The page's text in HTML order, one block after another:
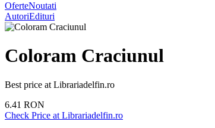
OferteNoutati
AutoriEdituri
Coloram Craciunul
Best price at Librariadelfin.ro
6.41 RON
Check Price at Librariadelfin.ro